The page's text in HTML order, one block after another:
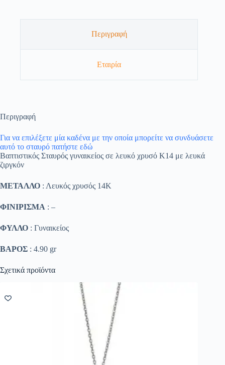
Περιγραφή
Εταιρία
Περιγραφή
Για να επιλέξετε μία καδένα με την οποία μπορείτε να συνδυάσετε
αυτό το σταυρό πατήστε εδώ
Βαπτιστικός Σταυρός γυναικείος σε λευκό χρυσό Κ14 με λευκά
ζιργκόν
ΜΕΤΑΛΛΟ : Λευκός χρυσός 14K
ΦΙΝΙΡΙΣΜΑ : –
ΦΥΛΛΟ : Γυναικείος
ΒΑΡΟΣ : 4.90 gr
Σχετικά προϊόντα